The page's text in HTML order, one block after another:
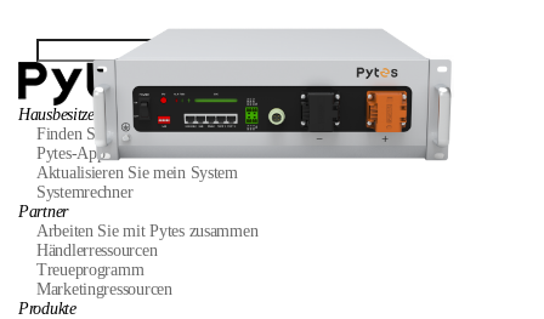
Hausbesitzer
Finden Sie einen Installateur
Pytes-App
Aktualisieren Sie mein System
Systemrechner
Partner
Arbeiten Sie mit Pytes zusammen
Händlerressourcen
Treueprogramm
Marketingressourcen
Produkte